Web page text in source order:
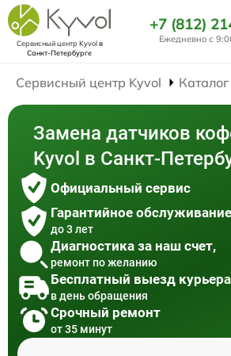
Сервисный центр Kyvolв
Санкт-Петербурге
+7 (812)
Ежедневно с
Сервисный центр Kyvol
Замена датчиков
Kyvol в Санкт-
Официальный сервис
Гарантийное обслуживание
до 3 лет
Диагностика за наш счет,
ремонт по желанию
Бесплатный выезд курьера
в день обращения
Срочный ремонт
от 35 минут